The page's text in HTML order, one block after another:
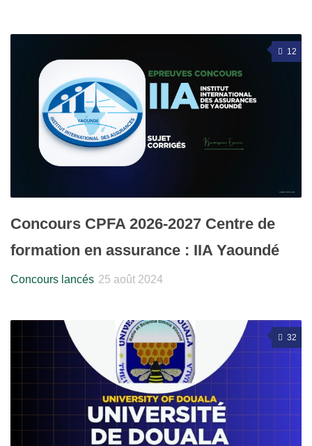
12
Concours CPFA 2026-2027 Centre de
formation en assurance : IIA Yaoundé
Concours lancés 25 août 2024
32